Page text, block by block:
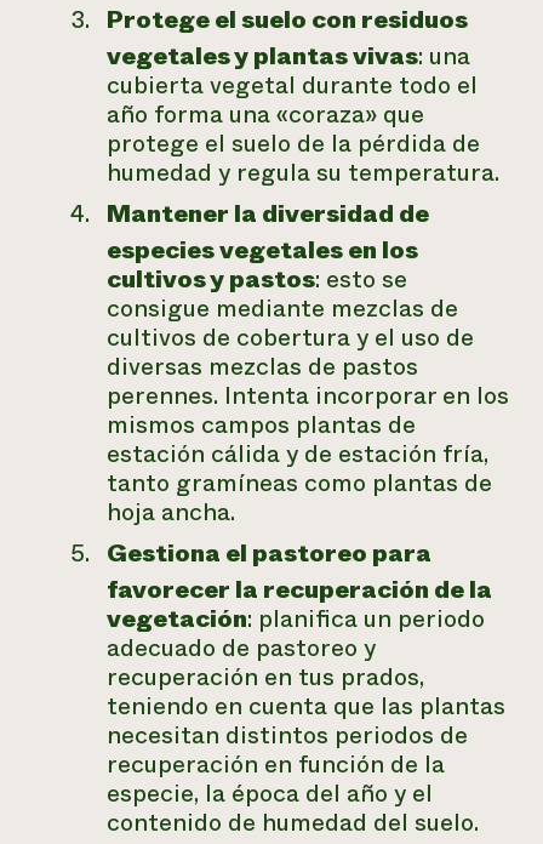
Protege el suelo con residuos
vegetales y plantas vivas: una
cubierta vegetal durante todo el
año forma una «coraza» que
protege el suelo de la pérdida de
humedad y regula su temperatura.
Mantener la diversidad de
especies vegetales en los
cultivos y pastos: esto se
consigue mediante mezclas de
cultivos de cobertura y el uso de
diversas mezclas de pastos
perennes. Intenta incorporar en los
mismos campos plantas de
estación cálida y de estación fría,
tanto gramíneas como plantas de
hoja ancha.
Gestiona el pastoreo para
favorecer la recuperación de la
vegetación: planifica un periodo
adecuado de pastoreo y
recuperación en tus prados,
teniendo en cuenta que las plantas
necesitan distintos periodos de
recuperación en función de la
especie, la época del año y el
contenido de humedad del suelo.